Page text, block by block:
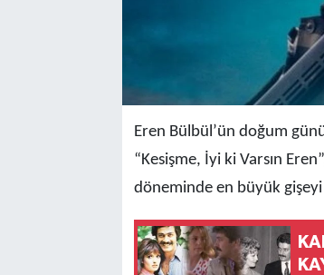
Eren Bülbül’ün doğum
“Kesişme, İyi ki Varsın
döneminde en büyük